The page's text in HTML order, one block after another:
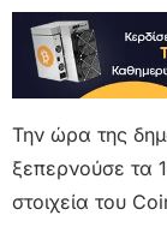
Την ώρα της
ξεπερνούσε τα
στοιχεία του